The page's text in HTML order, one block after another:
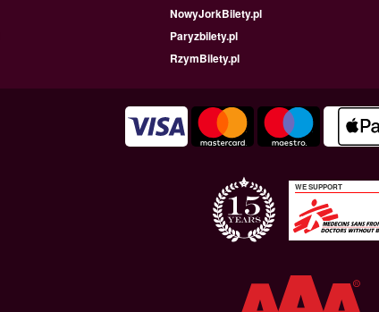
NowyJorkBilety.pl
Paryzbilety.pl
RzymBilety.pl
WE SUPPORT